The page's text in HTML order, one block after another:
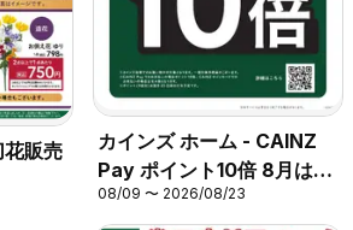
販売
カインズ ホーム - CAINZ
Pay ポイント10倍 8月は2
回開催
08/09 〜 2026/08/23